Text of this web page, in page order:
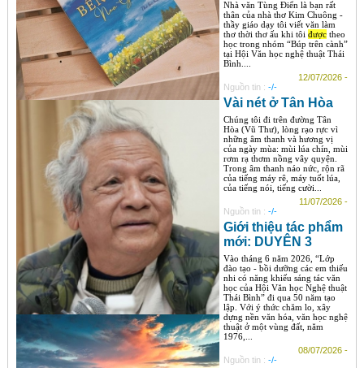
Nhà văn Tùng Điển là bạn rất
thân của nhà thơ Kim Chuông -
thầy giáo dạy tôi viết văn làm
thơ thời thơ ấu khi tôi đượctheo
học trong nhóm “Búp trên cành”
tại Hội Văn học nghệ thuật Thái
Bình....
12/07/2026 -
Nguồn tin : -/-
Vài nét ở Tân Hòa
Chúng tôi đi trên đường Tân
Hòa (Vũ Thư), lòng rạo rực vì
những âm thanh và hương vị
của ngày mùa: mùi lúa chín, mùi
rơm rạ thơm nồng vây quyện.
Trong âm thanh náo nức, rộn rã
của tiếng máy rê, máy tuốt lúa,
của tiếng nói, tiếng cười...
11/07/2026 -
Nguồn tin : -/-
Giới thiệu tác phẩm
mới: DUYÊN 3
Vào tháng 6 năm 2026, “Lớp
đào tạo - bồi dưỡng các em thiếu
nhi có năng khiếu sáng tác văn
học của Hội Văn học Nghệ thuật
Thái Bình” đi qua 50 năm tạo
lập. Với ý thức chăm lo, xây
dựng nền văn hóa, văn học nghệ
thuật ở một vùng đất, năm
1976,...
08/07/2026 -
Nguồn tin : -/-